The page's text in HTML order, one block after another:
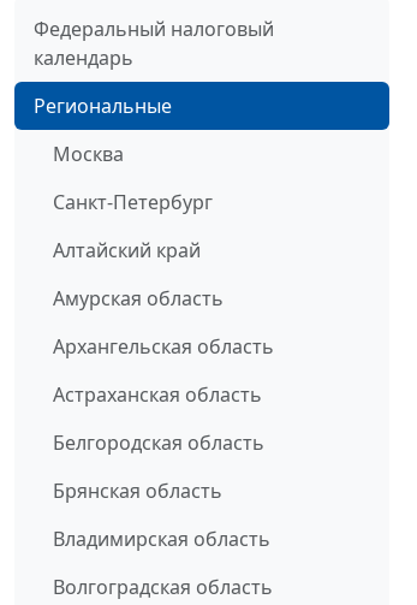
Федеральный налоговый
календарь
Региональные
Москва
Санкт-Петербург
Алтайский край
Амурская область
Архангельская область
Астраханская область
Белгородская область
Брянская область
Владимирская область
Волгоградская область